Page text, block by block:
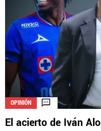
FEMENIL
FUERZAS BÁSICAS
MERCADO DE FICHAJES
OPINIÓN
OPINIÓN
El acierto de Iván